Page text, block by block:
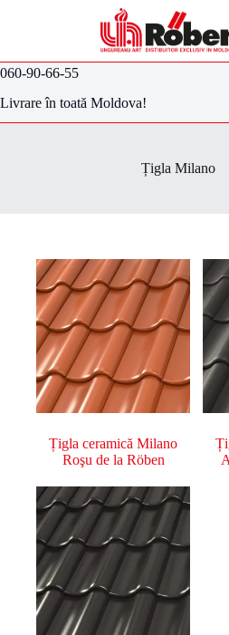
060-90-66-55
Livrare în toată Moldova!
Țigla Milano
Țigla ceramică Milano
Roşu de la Röben